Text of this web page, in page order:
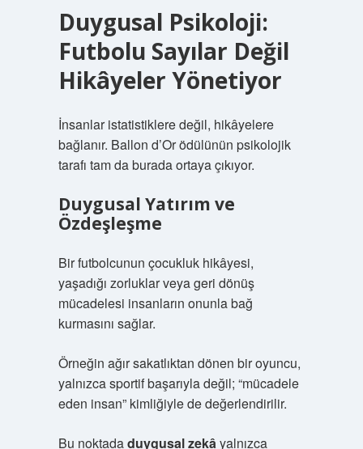
Duygusal Psikoloji:
Futbolu Sayılar Değil
Hikâyeler Yönetiyor
İnsanlar istatistiklere değil, hikâyelere
bağlanır. Ballon d’Or ödülünün psikolojik
tarafı tam da burada ortaya çıkıyor.
Duygusal Yatırım ve
Özdeşleşme
Bir futbolcunun çocukluk hikâyesi,
yaşadığı zorluklar veya geri dönüş
mücadelesi insanların onunla bağ
kurmasını sağlar.
Örneğin ağır sakatlıktan dönen bir oyuncu,
yalnızca sportif başarıyla değil; “mücadele
eden insan” kimliğiyle de değerlendirilir.
Bu noktadaduygusal zekâyalnızca